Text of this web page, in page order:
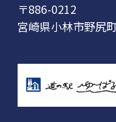
〒886-0212
宮崎県小林市野尻